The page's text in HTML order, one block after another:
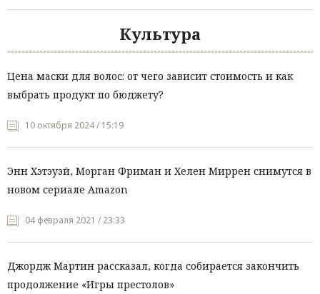
Культура
Цена маски для волос: от чего зависит стоимость и как
выбрать продукт по бюджету?
10 октября 2024 / 15:19
Энн Хэтэуэй, Морган Фриман и Хелен Миррен снимутся в
новом сериале Amazon
04 февраля 2021 / 23:33
Джордж Мартин рассказал, когда собирается закончить
продолжение «Игры престолов»